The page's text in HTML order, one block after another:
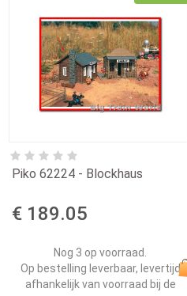
Piko 62224 - Blockhaus
€ 189.05
Nog 3 op voorraad.
Op bestelling leverbaar, levertijd
afhankelijk van voorraad bij de